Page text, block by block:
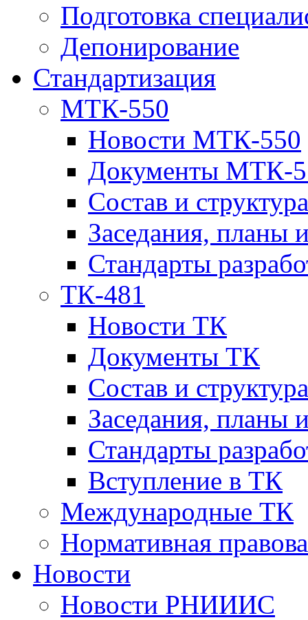
Подготовка
Депонирование
Стандартизация
МТК-550
Новости МТК-550
Документы МТК-
Состав и структура
Заседания, планы
Стандарты
ТК-481
Новости ТК
Документы ТК
Cостав и
Заседания, планы
Стандарты
Вступление в ТК
Международные ТК
Нормативная
Новости
Новости РНИИИС